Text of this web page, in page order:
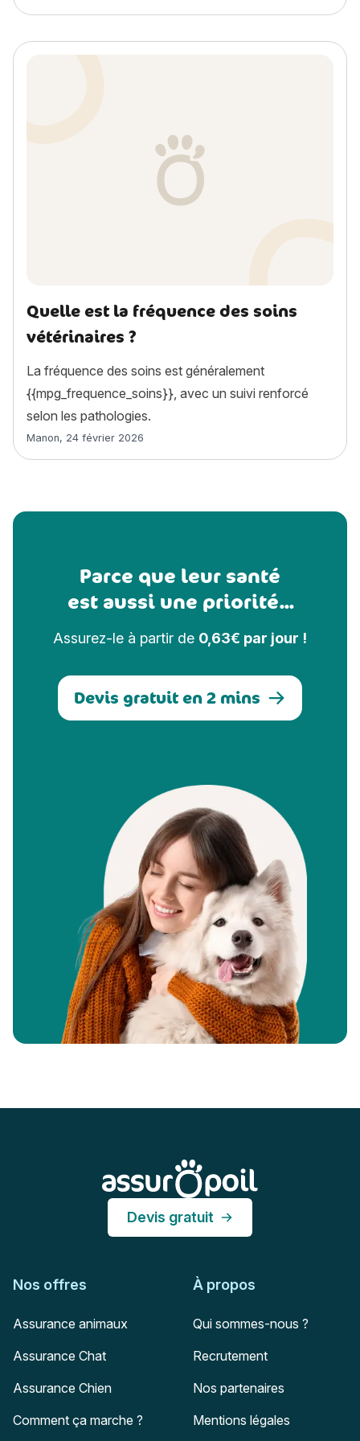
Quelle est la fréquence des soins
vétérinaires ?
La fréquence des soins est généralement
{{mpg_frequence_soins}}, avec un suivi renforcé
selon les pathologies.
Article rédigé par
Manon, 24 février 2026
Parce que leur santé
est aussi une priorité...
Assurez-le à partir de 0,63€ par jour !
Devis gratuit en 2 mins
Devis gratuit
Nos offres
Assurance animaux
Assurance Chat
Assurance Chien
Comment ça marche ?
À propos
Qui sommes-nous ?
Recrutement
Nos partenaires
Mentions légales